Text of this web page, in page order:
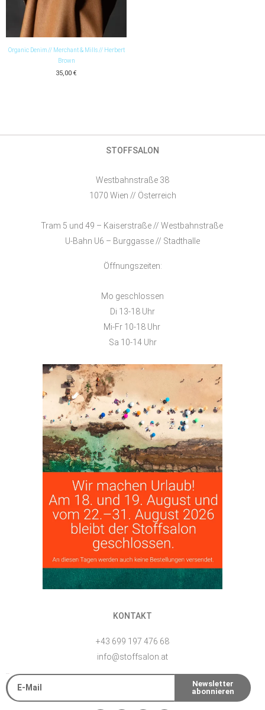
Organic Denim // Merchant & Mills // Herbert
Brown
35,00 €
STOFFSALON
Westbahnstraße 38
1070 Wien // Österreich
Tram 5 und 49 – Kaiserstraße // Westbahnstraße
U-Bahn U6 – Burggasse // Stadthalle
Öffnungszeiten:
Mo geschlossen
Di 13-18 Uhr
Mi-Fr 10-18 Uhr
Sa 10-14 Uhr
KONTAKT
+43 699 197 476 68
info@stoffsalon.at
Newsletter
abonnieren